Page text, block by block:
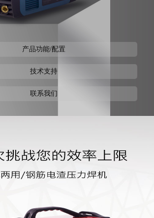
产品功能/配置
技术支持
联系我们